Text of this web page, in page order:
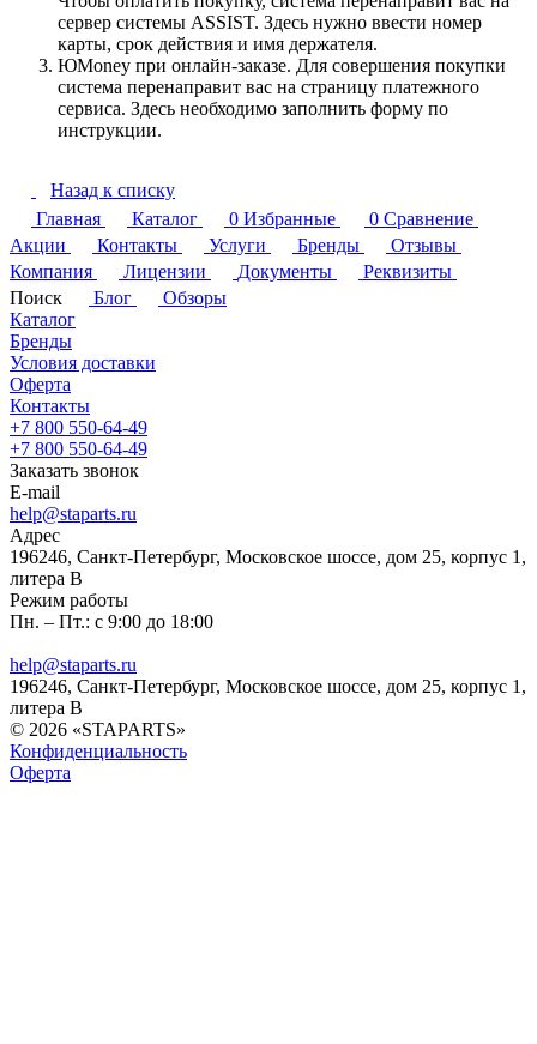
сервер системы ASSIST. Здесь нужно ввести номер
карты, срок действия и имя держателя.
ЮMoney при онлайн-заказе. Для совершения покупки
система перенаправит вас на страницу платежного
сервиса. Здесь необходимо заполнить форму по
инструкции.
Назад к списку
Главная
Каталог 0 Избранные 0 Сравнение
Акции
Контакты Услуги Бренды
Отзывы
Компания
Лицензии Документы
Реквизиты
Поиск
Блог
Обзоры
Каталог
Бренды
Условия доставки
Оферта
Контакты
+7 800 550-64-49
+7 800 550-64-49
Заказать звонок
E-mail
help@staparts.ru
Адрес
196246, Санкт-Петербург, Московское шоссе, дом 25, корпус 1,
литера В
Режим работы
Пн. – Пт.: с 9:00 до 18:00
help@staparts.ru
196246, Санкт-Петербург, Московское шоссе, дом 25, корпус 1,
литера В
© 2026 «STAPARTS»
Конфиденциальность
Оферта